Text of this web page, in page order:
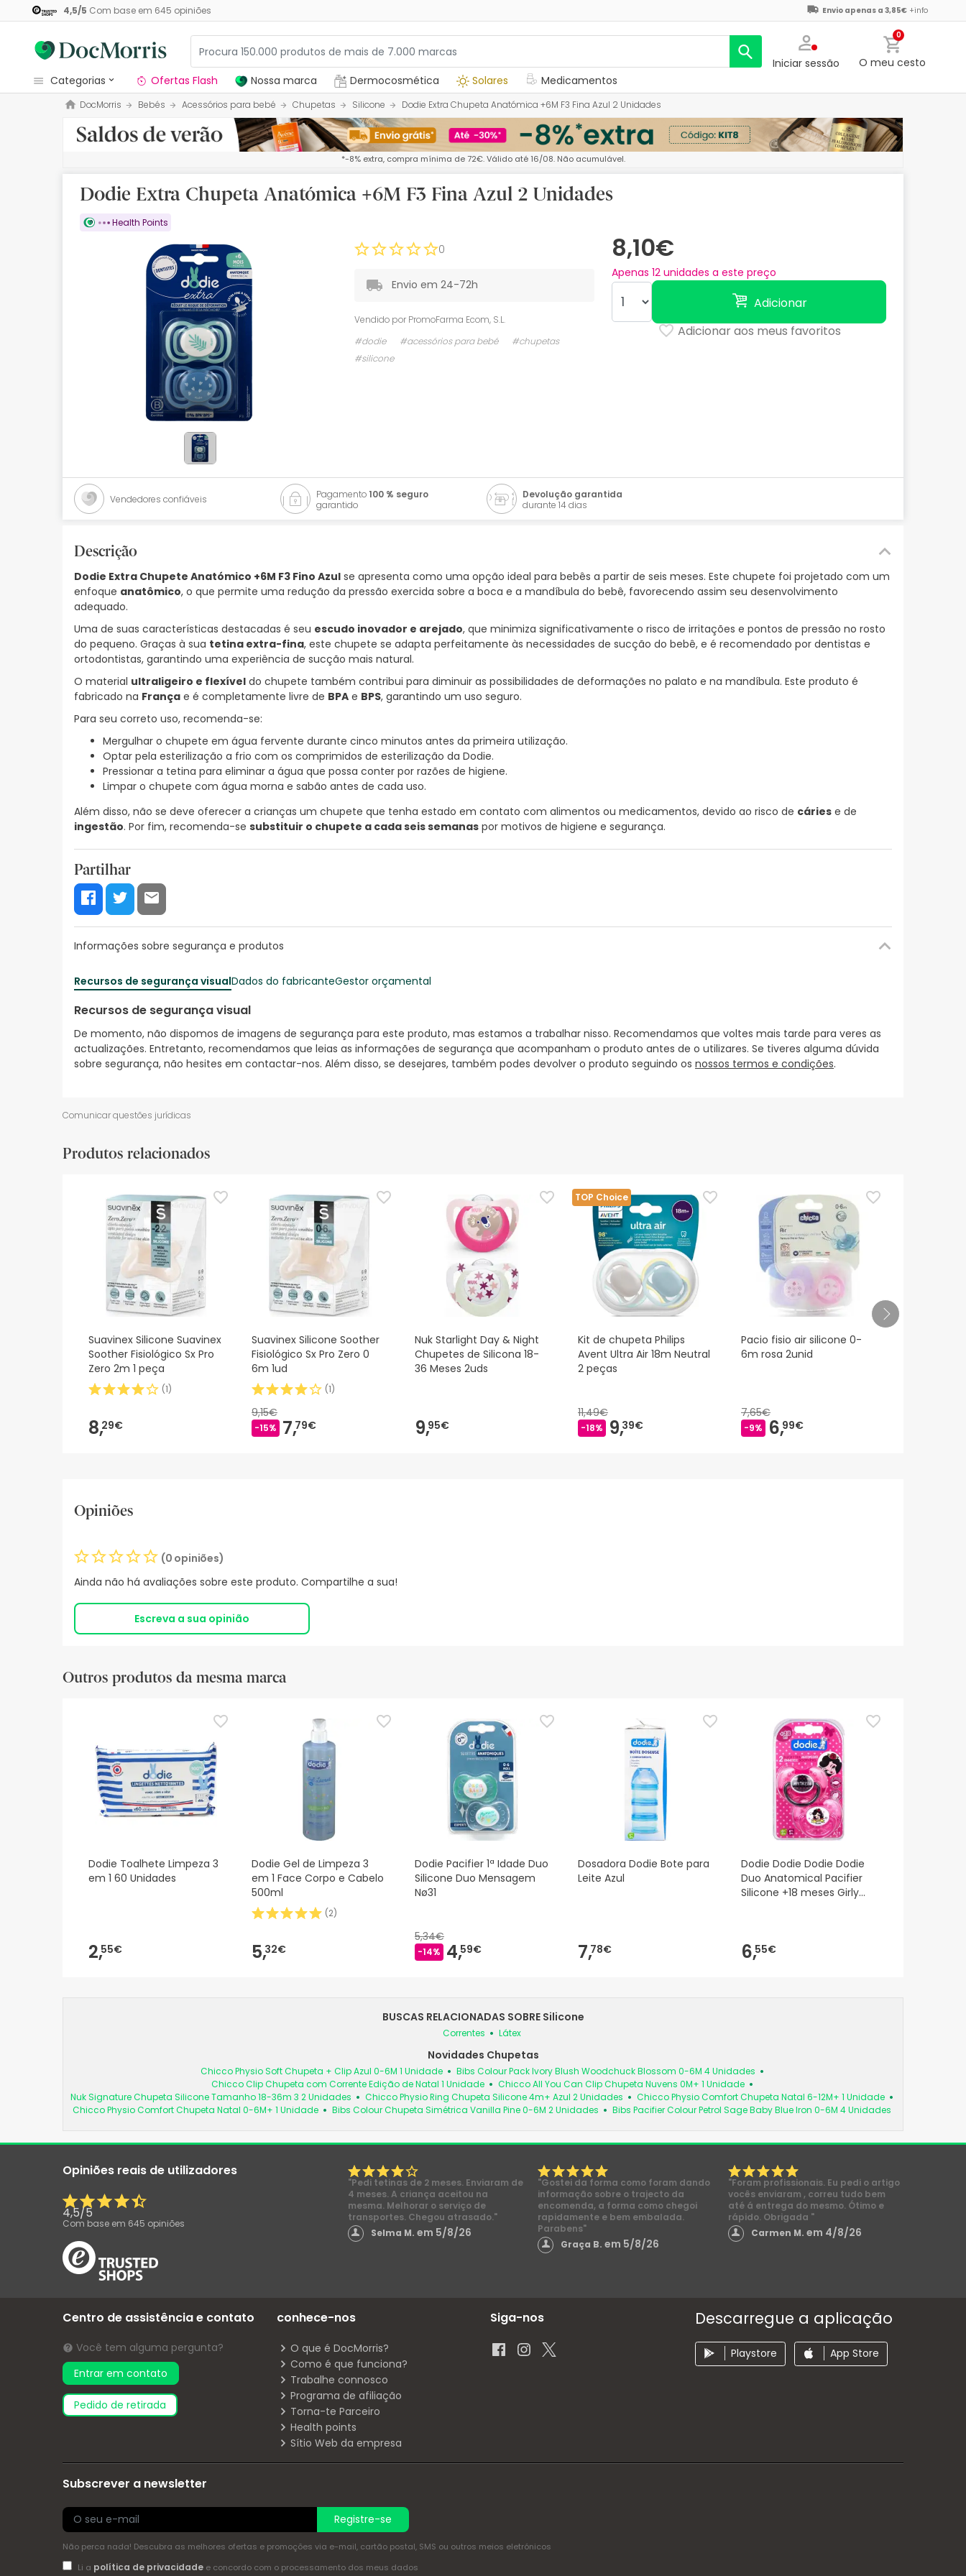
4,5/5 Com base em 645 opiniões Envio apenas a 3,85€ +info
Iniciar sessão
0
O meu cesto
categorias
Dermocosmetica
Nossa marca
Medicamentos
Cosmética
Promoções
Mais vendidos
Health points
Ofertas Flash Nossa marca Dermocosmética Solares Medicamentos
DocMorris Bebés Acessórios para bebé Chupetas Silicone Dodie Extra Chupeta Anatómica +6M F3 Fina Azul 2 Unidades
*-8% extra, compra mínima de 72€. Válido até 16/08. Não acumulável.
Dodie Extra Chupeta Anatómica +6M F3 Fina Azul 2 Unidades
Health Points
8,10€
Apenas 12 unidades a este preço
Adicionar
Adicionar aos meus favoritos
0
Envio em 24-72h
Vendido por PromoFarma Ecom, S.L.
#dodie
#acessórios para bebé
#chupetas
#silicone
Vendedores confiáveis Pagamento100 % seguro
garantido
Devolução garantida
durante 14 dias
Descrição
Dodie Extra Chupete Anatómico +6M F3 Fino Azul se apresenta como uma opção ideal para bebês a partir de seis meses. Este chupete foi projetado com um
enfoque anatômico, o que permite uma redução da pressão exercida sobre a boca e a mandíbula do bebê, favorecendo assim seu desenvolvimento
adequado.
Uma de suas características destacadas é seu escudo inovador e arejado, que minimiza significativamente o risco de irritações e pontos de pressão no rosto
do pequeno. Graças à sua tetina extra-fina, este chupete se adapta perfeitamente às necessidades de sucção do bebê, e é recomendado por dentistas e
ortodontistas, garantindo uma experiência de sucção mais natural.
O material ultraligeiro e flexível do chupete também contribui para diminuir as possibilidades de deformações no palato e na mandíbula. Este produto é
fabricado na França e é completamente livre de BPA e BPS, garantindo um uso seguro.
Para seu correto uso, recomenda-se:
Mergulhar o chupete em água fervente durante cinco minutos antes da primeira utilização.
Optar pela esterilização a frio com os comprimidos de esterilização da Dodie.
Pressionar a tetina para eliminar a água que possa conter por razões de higiene.
Limpar o chupete com água morna e sabão antes de cada uso.
Além disso, não se deve oferecer a crianças um chupete que tenha estado em contato com alimentos ou medicamentos, devido ao risco de cáries e de
ingestão. Por fim, recomenda-se substituir o chupete a cada seis semanas por motivos de higiene e segurança.
Partilhar
Informações sobre segurança e produtos
Recursos de segurança visualDados do fabricanteGestor orçamental
Recursos de segurança visual
De momento, não dispomos de imagens de segurança para este produto, mas estamos a trabalhar nisso. Recomendamos que voltes mais tarde para veres as
actualizações. Entretanto, recomendamos que leias as informações de segurança que acompanham o produto antes de o utilizares. Se tiveres alguma dúvida
sobre segurança, não hesites em contactar-nos. Além disso, se desejares, também podes devolver o produto seguindo os nossos termos e condições.
Comunicar questões jurídicas
Produtos relacionados
Suavinex Silicone Suavinex
Soother Fisiológico Sx Pro
Zero 2m 1 peça
(1)
8,29€
Suavinex Silicone Soother
Fisiológico Sx Pro Zero 0
6m 1ud
(1)
9,15€
-15% 7,79€
Nuk Starlight Day & Night
Chupetes de Silicona 18-
36 Meses 2uds
9,95€
TOP Choice
Kit de chupeta Philips
Avent Ultra Air 18m Neutral
2 peças
11,49€
-18% 9,39€
Pacio fisio air silicone 0-
6m rosa 2unid
7,65€
-9% 6,99€
Opiniões
(0 opiniões)
Ainda não há avaliações sobre este produto. Compartilhe a sua!
Escreva a sua opinião
Outros produtos da mesma marca
Dodie Toalhete Limpeza 3
em 1 60 Unidades
2,55€
Dodie Gel de Limpeza 3
em 1 Face Corpo e Cabelo
500ml
(2)
5,32€
Dodie Pacifier 1ª Idade Duo
Silicone Duo Mensagem
Nø31
5,34€
-14% 4,59€
Dosadora Dodie Bote para
Leite Azul
7,78€
Dodie Dodie Dodie Dodie
Duo Anatomical Pacifier
Silicone +18 meses Girly
6,55€
BUSCAS RELACIONADAS SOBRE Silicone
Correntes Látex
Novidades Chupetas
Chicco Physio Soft Chupeta + Clip Azul 0-6M 1 Unidade
Bibs Colour Pack Ivory Blush Woodchuck Blossom 0-6M 4 Unidades
Chicco Clip Chupeta com Corrente Edição de Natal 1 Unidade
Chicco All You Can Clip Chupeta Nuvens 0M+ 1 Unidade
Nuk Signature Chupeta Silicone Tamanho 18-36m 3 2 Unidades
Chicco Physio Ring Chupeta Silicone 4m+ Azul 2 Unidades
Chicco Physio Comfort Chupeta Natal 6-12M+ 1 Unidade
Chicco Physio Comfort Chupeta Natal 0-6M+ 1 Unidade
Bibs Colour Chupeta Simétrica Vanilla Pine 0-6M 2 Unidades Bibs Pacifier Colour Petrol Sage Baby Blue Iron 0-6M 4 Unidades
Opiniões reais de utilizadores
4,5/5
Com base em 645 opiniões
"Pedi tetinas de 2 meses. Enviaram de
4 meses. A criança aceitou na
mesma. Melhorar o serviço de
transportes. Chegou atrasado."
Selma M. em 5/8/26
"Gostei da forma como foram dando
informação sobre o trajecto da
encomenda, a forma como chegoi
rapidamente e bem embalada.
Parabens"
Graça B.em 5/8/26
"Foram profissionais. Eu pedi o artigo
vocês enviaram , correu tudo bem
até á entrega do mesmo. Ótimo e
rápido. Obrigada "
Carmen M. em 4/8/26
Centro de assistência e contato
Você tem alguma pergunta?
Entrar em contato
pedido de retirada
conhece-nos
O que é DocMorris?
Como é que funciona?
Trabalhe connosco
Programa de afiliação
Torna-te Parceiro
Health points
Sítio Web da empresa
Siga-nos Descarregue a aplicação
Playstore App Store
Subscrever a newsletter
Registre-se
Não perca nada! Descubra as melhores ofertas e promoções via e-mail, cartão postal, SMS ou outros meios eletrónicos
Li a política de privacidadee concordo com o processamento dos meus dados